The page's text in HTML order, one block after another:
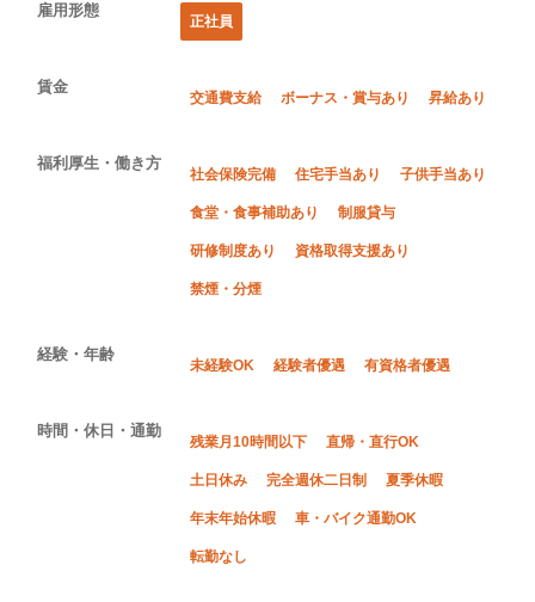
雇用形態
正社員
賃金
交通費支給 ボーナス・賞与あり 昇給あり
福利厚生・働き方
社会保険完備 住宅手当あり 子供手当あり
食堂・食事補助あり 制服貸与
研修制度あり 資格取得支援あり
禁煙・分煙
経験・年齢
未経験OK 経験者優遇 有資格者優遇
時間・休日・通勤
残業月10時間以下 直帰・直行OK
土日休み 完全週休二日制 夏季休暇
年末年始休暇 車・バイク通勤OK
転勤なし